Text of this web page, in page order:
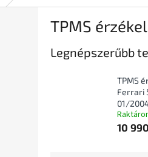
TPMS
Legnépszerűbb
TPMS
Ferrari
01/
10